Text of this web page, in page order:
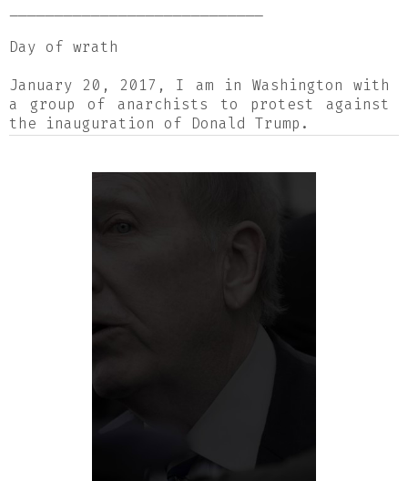
Day of wrath
January 20, 2017, I am in Washington with
a group of anarchists to protest against
the inauguration of Donald Trump.
frustration. These photographs are the
expression of my revolt.